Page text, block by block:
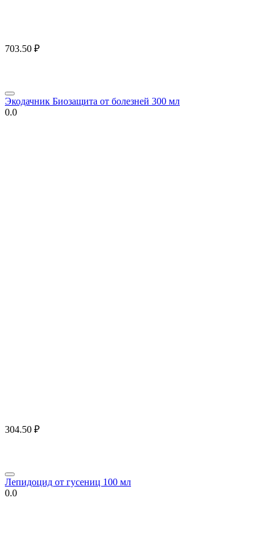
703.50 ₽
Экодачник Биозащита от болезней 300 мл
0.0
304.50 ₽
Лепидоцид от гусениц 100 мл
0.0